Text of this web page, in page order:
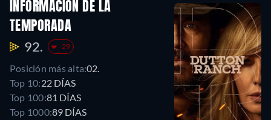
INFORMACIÓN DE LA
TEMPORADA
92. -29
Posición más alta:02.
Top 10:22 DÍAS
Top 100:81 DÍAS
Top 1000:89 DÍAS